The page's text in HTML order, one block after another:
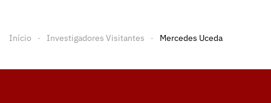
Início Investigadores Visitantes Mercedes Uceda